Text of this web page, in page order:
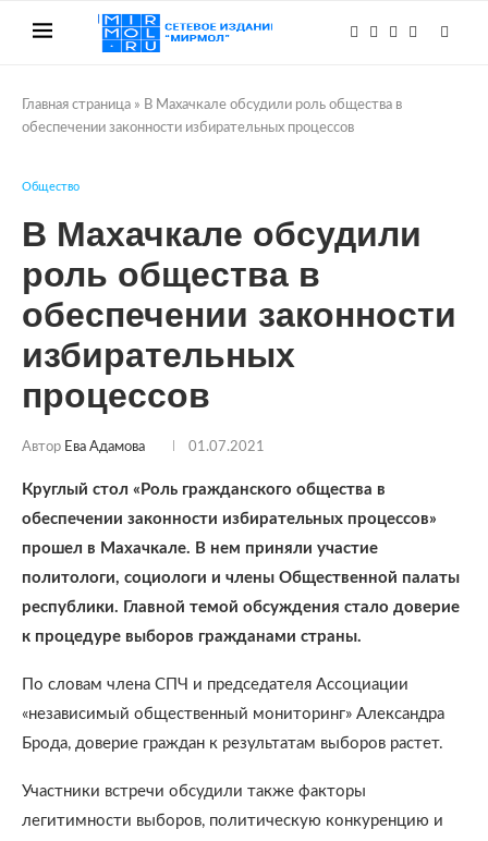
Главная страница » В Махачкале обсудили роль общества в
обеспечении законности избирательных процессов
Общество
В Махачкале обсудили
роль общества в
обеспечении законности
избирательных
процессов
Автор Ева Адамова 01.07.2021
Круглый стол «Роль гражданского общества в
обеспечении законности избирательных процессов»
прошел в Махачкале. В нем приняли участие
политологи, социологи и члены Общественной палаты
республики. Главной темой обсуждения стало доверие
к процедуре выборов гражданами страны.
По словам члена СПЧ и председателя Ассоциации
«независимый общественный мониторинг» Александра
Брода, доверие граждан к результатам выборов растет.
Участники встречи обсудили также факторы
легитимности выборов, политическую конкуренцию и